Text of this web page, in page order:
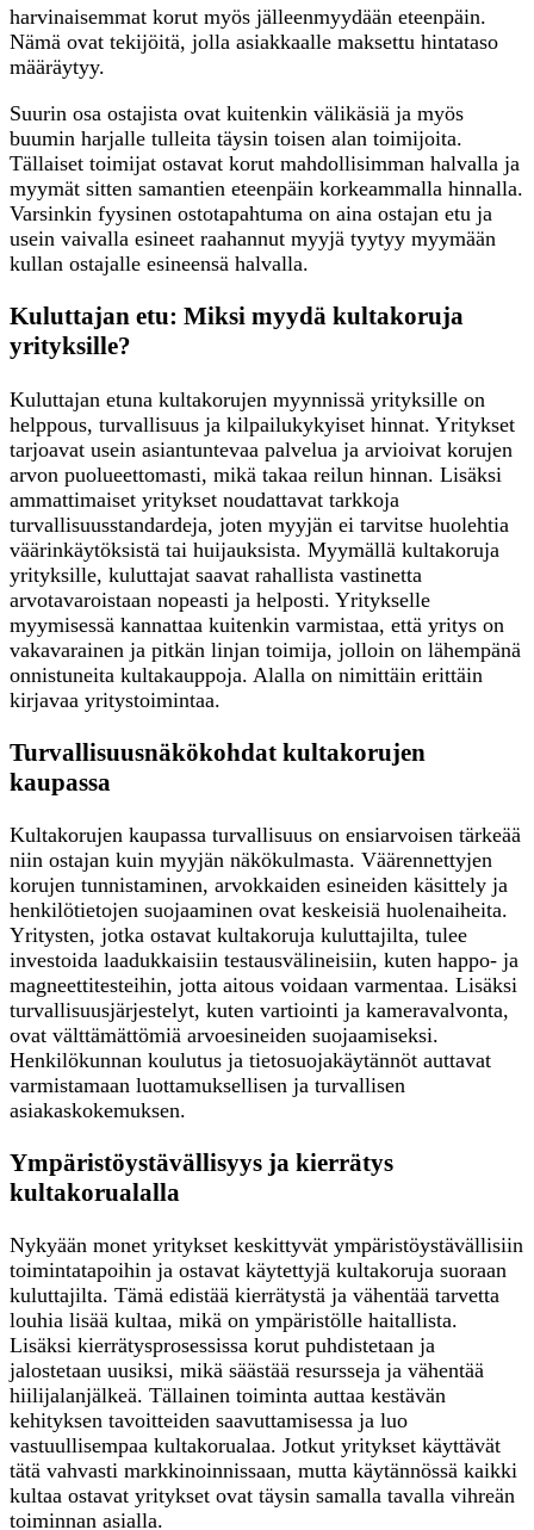
harvinaisemmat korut myös jälleenmyydään eteenpäin.
Nämä ovat tekijöitä, jolla asiakkaalle maksettu hintataso
määräytyy.
Suurin osa ostajista ovat kuitenkin välikäsiä ja myös
buumin harjalle tulleita täysin toisen alan toimijoita.
Tällaiset toimijat ostavat korut mahdollisimman halvalla ja
myymät sitten samantien eteenpäin korkeammalla hinnalla.
Varsinkin fyysinen ostotapahtuma on aina ostajan etu ja
usein vaivalla esineet raahannut myyjä tyytyy myymään
kullan ostajalle esineensä halvalla.
Kuluttajan etu: Miksi myydä kultakoruja
yrityksille?
Kuluttajan etuna kultakorujen myynnissä yrityksille on
helppous, turvallisuus ja kilpailukykyiset hinnat. Yritykset
tarjoavat usein asiantuntevaa palvelua ja arvioivat korujen
arvon puolueettomasti, mikä takaa reilun hinnan. Lisäksi
ammattimaiset yritykset noudattavat tarkkoja
turvallisuusstandardeja, joten myyjän ei tarvitse huolehtia
väärinkäytöksistä tai huijauksista. Myymällä kultakoruja
yrityksille, kuluttajat saavat rahallista vastinetta
arvotavaroistaan nopeasti ja helposti. Yritykselle
myymisessä kannattaa kuitenkin varmistaa, että yritys on
vakavarainen ja pitkän linjan toimija, jolloin on lähempänä
onnistuneita kultakauppoja. Alalla on nimittäin erittäin
kirjavaa yritystoimintaa.
Turvallisuusnäkökohdat kultakorujen
kaupassa
Kultakorujen kaupassa turvallisuus on ensiarvoisen tärkeää
niin ostajan kuin myyjän näkökulmasta. Väärennettyjen
korujen tunnistaminen, arvokkaiden esineiden käsittely ja
henkilötietojen suojaaminen ovat keskeisiä huolenaiheita.
Yritysten, jotka ostavat kultakoruja kuluttajilta, tulee
investoida laadukkaisiin testausvälineisiin, kuten happo- ja
magneettitesteihin, jotta aitous voidaan varmentaa. Lisäksi
turvallisuusjärjestelyt, kuten vartiointi ja kameravalvonta,
ovat välttämättömiä arvoesineiden suojaamiseksi.
Henkilökunnan koulutus ja tietosuojakäytännöt auttavat
varmistamaan luottamuksellisen ja turvallisen
asiakaskokemuksen.
Ympäristöystävällisyys ja kierrätys
kultakorualalla
Nykyään monet yritykset keskittyvät ympäristöystävällisiin
toimintatapoihin ja ostavat käytettyjä kultakoruja suoraan
kuluttajilta. Tämä edistää kierrätystä ja vähentää tarvetta
louhia lisää kultaa, mikä on ympäristölle haitallista.
Lisäksi kierrätysprosessissa korut puhdistetaan ja
jalostetaan uusiksi, mikä säästää resursseja ja vähentää
hiilijalanjälkeä. Tällainen toiminta auttaa kestävän
kehityksen tavoitteiden saavuttamisessa ja luo
vastuullisempaa kultakorualaa. Jotkut yritykset käyttävät
tätä vahvasti markkinoinnissaan, mutta käytännössä kaikki
kultaa ostavat yritykset ovat täysin samalla tavalla vihreän
toiminnan asialla.